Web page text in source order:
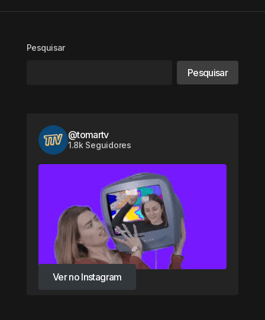
Pesquisar
Pesquisar
@tomartv
1.8k Seguidores
Ver no Instagram